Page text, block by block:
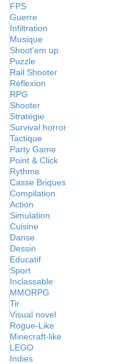
FPS
Guerre
Infiltration
Musique
Shoot'em up
Puzzle
Rail Shooter
Réflexion
RPG
Shooter
Stratégie
Survival horror
Tactique
Party Game
Point & Click
Rythme
Casse Briques
Compilation
Action
Simulation
Cuisine
Danse
Dessin
Educatif
Sport
Inclassable
MMORPG
Tir
Visual novel
Rogue-Like
Minecraft-like
LEGO
Indies